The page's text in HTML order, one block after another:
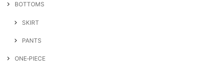
BOTTOMS
SKIRT
PANTS
ONE‐PIECE